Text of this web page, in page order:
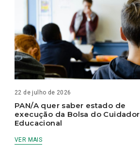
22 de julho de 2026
PAN/A quer saber estado de
execução da Bolsa do Cuidador
Educacional
VER MAIS